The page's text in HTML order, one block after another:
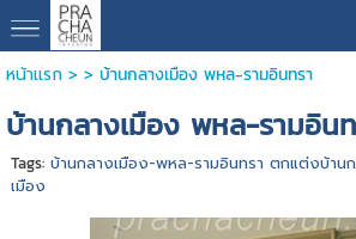
หน้าแรก> > บ้านกลางเมือง พหล-รามอินทรา
บ้านกลางเมือง พหล-รามอิน
Tags: บ้านกลางเมือง-พหล-รามอินทรา ตกแต่งบ้าน
เมือง